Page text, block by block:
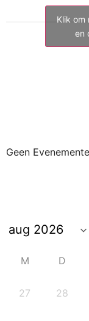
Klik
en
Geen
M D
27 28